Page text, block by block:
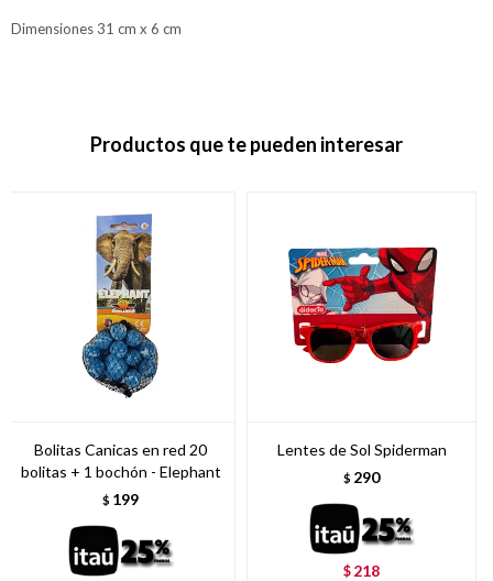
Dimensiones 31 cm x 6 cm
Productos que te pueden interesar
Bolitas Canicas en red 20
bolitas + 1 bochón - Elephant
$ 199
Lentes de Sol Spiderman
$ 290
$ 218